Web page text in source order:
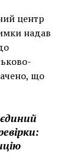
центр
надав
що